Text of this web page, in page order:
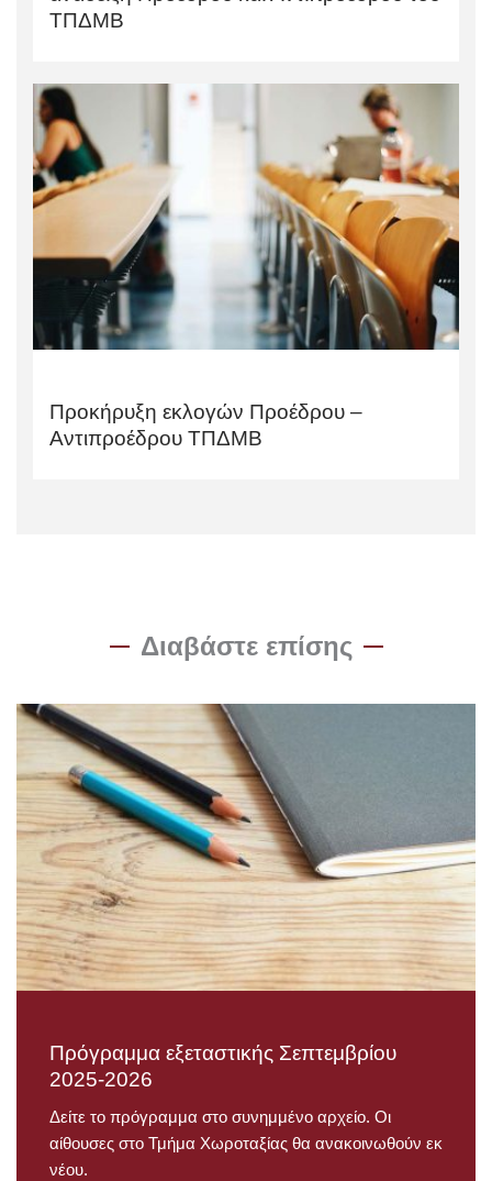
ΤΠΔΜΒ
Προκήρυξη εκλογών Προέδρου –
Αντιπροέδρου ΤΠΔΜΒ
Διαβάστε επίσης
Πρόγραμμα εξεταστικής Σεπτεμβρίου
2025-2026
Δείτε το πρόγραμμα στο συνημμένο αρχείο. Οι
αίθουσες στο Τμήμα Χωροταξίας θα ανακοινωθούν εκ
νέου.